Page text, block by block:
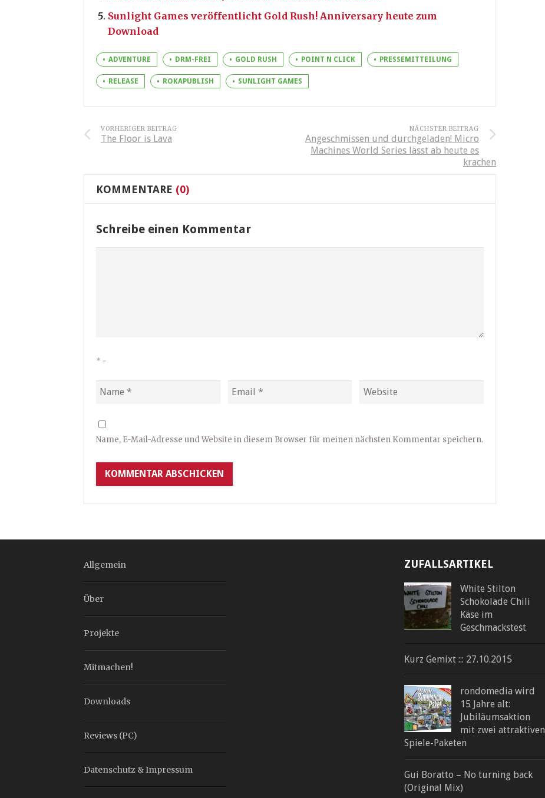
Sunlight Games veröffentlicht Gold Rush! Anniversary heute zum
Download
ADVENTURE DRM-FREI GOLD RUSH POINT N CLICK PRESSEMITTEILUNG
RELEASE ROKAPUBLISH SUNLIGHT GAMES
VORHERIGER BEITRAG
The Floor is Lava
NÄCHSTER BEITRAG
Angeschmissen und durchgeladen! Micro
Machines World Series lässt ab heute es
krachen
KOMMENTARE (0)
Schreibe einen Kommentar
* =
Name, E-Mail-Adresse und Website in diesem Browser für meinen nächsten Kommentar speichern.
Allgemein
Über
Projekte
Mitmachen!
Downloads
Reviews (PC)
Datenschutz & Impressum
ZUFALLSARTIKEL
White Stilton
Schokolade Chili
Käse im
Geschmackstest
Kurz Gemixt ::: 27.10.2015
rondomedia wird
15 Jahre alt:
Jubiläumsaktion
mit zwei attraktiven
Spiele-Paketen
Gui Boratto – No turning back
(Original Mix)